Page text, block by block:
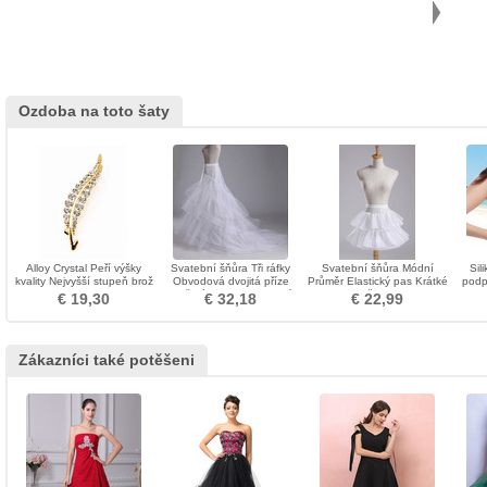
Ozdoba na toto šaty
Alloy Crystal Peří výšky
kvality Nejvyšší stupeň brož
€ 19,30
Svatební šňůra Tři ráfky
Obvodová dvojitá příze
Mořská panna Svatební
šaty
€ 32,18
Svatební šňůra Módní
Průměr Elastický pas Krátké
šaty
€ 22,99
Zákazníci také potěšeni